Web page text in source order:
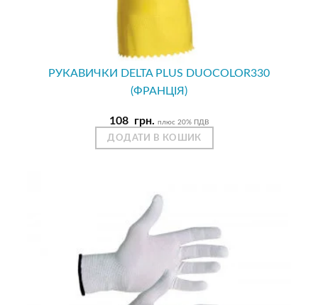
РУКАВИЧКИ DELTA PLUS DUOCOLOR330
(ФРАНЦІЯ)
108 грн. плюс 20% ПДВ
ДОДАТИ В КОШИК